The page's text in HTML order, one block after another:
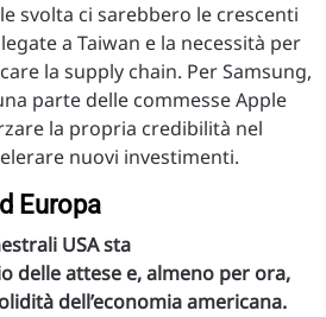
svolta ci sarebbero le crescenti
a Taiwan e la necessità per
la supply chain. Per Samsung,
parte delle commesse Apple
la propria credibilità nel
nuovi investimenti.
Europa
USA sta
delle attese e, almeno per ora,
dell’economia americana.